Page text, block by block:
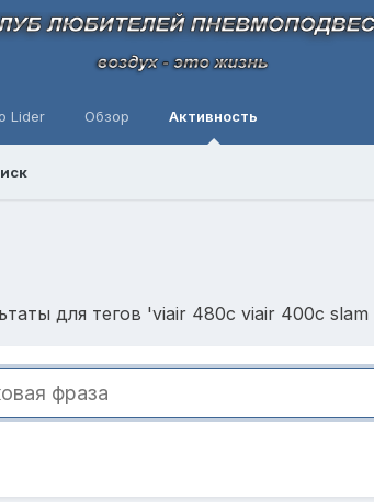
Lider Обзор Активность
для тегов 'viair 480c viair 400c